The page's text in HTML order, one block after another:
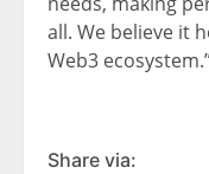
all. We believe it
Web3
Share via: